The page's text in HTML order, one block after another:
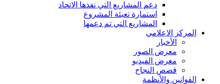
دعم المشاريع التي نفذها الاتحاد
استمارة تعبئة المشروع
المشاريع التي تم دعمها
المركز الاعلامي
الأخبار
معرض الصور
معرض الفيديو
قصص النجاح
القوانين والأنظمة